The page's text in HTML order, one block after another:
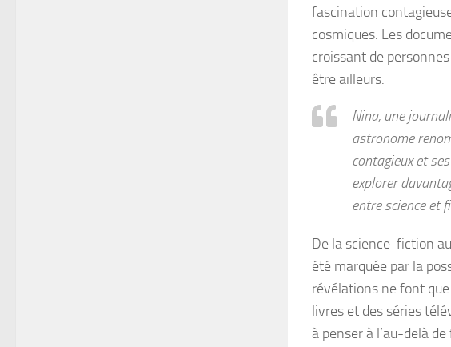
fascination
cosmiques. Les
croissant de
être ailleurs.
Nina, une
astronome
contagieux et
explorer
entre science et
De la science-fiction
été marquée par la
révélations ne font
livres et des séries
à penser à l’au-delà